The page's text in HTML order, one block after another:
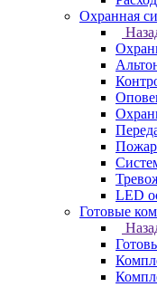
Охранная
LED
Готовые